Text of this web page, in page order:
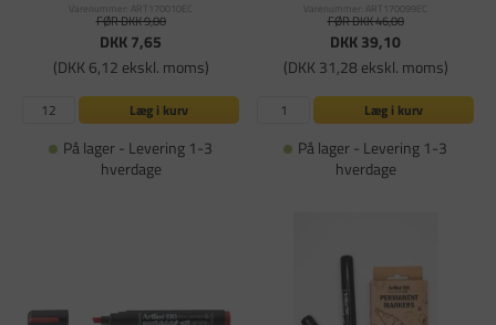
Varenummer: ART170010EC
FØR DKK 9,00
DKK 7,65
(DKK 6,12 ekskl. moms)
Læg i kurv
På lager - Levering 1-3
hverdage
Varenummer: ART170099EC
FØR DKK 46,00
DKK 39,10
(DKK 31,28 ekskl. moms)
Læg i kurv
På lager - Levering 1-3
hverdage